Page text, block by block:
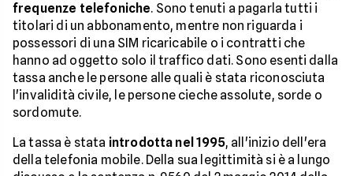
frequenze telefoniche. Sono tenuti a pagarla tutti i
titolari di un abbonamento, mentre non riguarda i
possessori di una SIM ricaricabile o i contratti che
hanno ad oggetto solo il traffico dati. Sono esenti dalla
tassa anche le persone alle quali è stata riconosciuta
l'invalidità civile, le persone cieche assolute, sorde o
sordomute.
La tassa è stata introdotta nel 1995, all'inizio dell'era
della telefonia mobile. Della sua legittimità si è a lungo